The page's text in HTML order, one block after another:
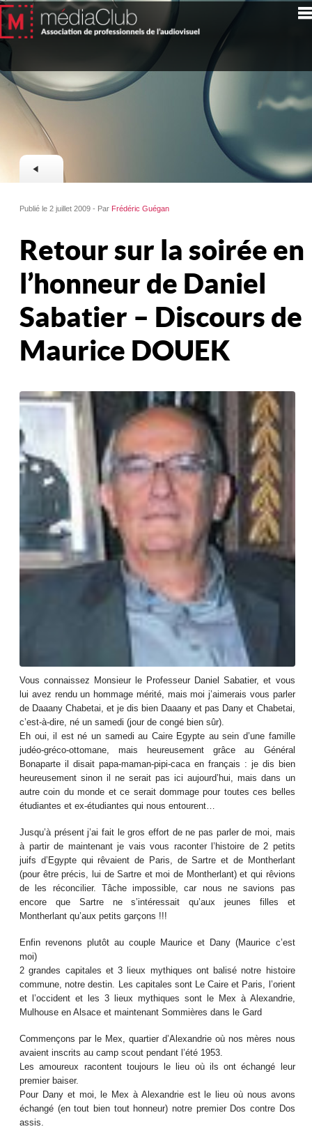
Publié le 2 juillet 2009 - Par Frédéric Guégan
Retour sur la soirée en
l’honneur de Daniel
Sabatier – Discours de
Maurice DOUEK
Vous connaissez Monsieur le Professeur Daniel Sabatier, et vous
lui avez rendu un hommage mérité, mais moi j’aimerais vous parler
de Daaany Chabetai, et je dis bien Daaany et pas Dany et Chabetai,
c’est-à-dire, né un samedi (jour de congé bien sûr).
Eh oui, il est né un samedi au Caire Egypte au sein d’une famille
judéo-gréco-ottomane, mais heureusement grâce au Général
Bonaparte il disait papa-maman-pipi-caca en français : je dis bien
heureusement sinon il ne serait pas ici aujourd’hui, mais dans un
autre coin du monde et ce serait dommage pour toutes ces belles
étudiantes et ex-étudiantes qui nous entourent…
Jusqu’à présent j’ai fait le gros effort de ne pas parler de moi, mais
à partir de maintenant je vais vous raconter l’histoire de 2 petits
juifs d’Egypte qui rêvaient de Paris, de Sartre et de Montherlant
(pour être précis, lui de Sartre et moi de Montherlant) et qui rêvions
de les réconcilier. Tâche impossible, car nous ne savions pas
encore que Sartre ne s’intéressait qu’aux jeunes filles et
Montherlant qu’aux petits garçons !!!
Enfin revenons plutôt au couple Maurice et Dany (Maurice c’est
moi)
2 grandes capitales et 3 lieux mythiques ont balisé notre histoire
commune, notre destin. Les capitales sont Le Caire et Paris, l’orient
et l’occident et les 3 lieux mythiques sont le Mex à Alexandrie,
Mulhouse en Alsace et maintenant Sommières dans le Gard
Commençons par le Mex, quartier d’Alexandrie où nos mères nous
avaient inscrits au camp scout pendant l’été 1953.
Les amoureux racontent toujours le lieu où ils ont échangé leur
premier baiser.
Pour Dany et moi, le Mex à Alexandrie est le lieu où nous avons
échangé (en tout bien tout honneur) notre premier Dos contre Dos
assis.